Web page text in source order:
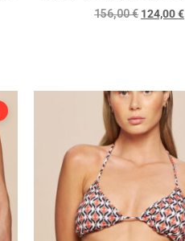
156,00€ 124,00€